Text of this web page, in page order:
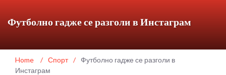
Футболно гадже се разголи в Инстаграм
Home / Спорт /
Футболно гадже се разголи в
Инстаграм